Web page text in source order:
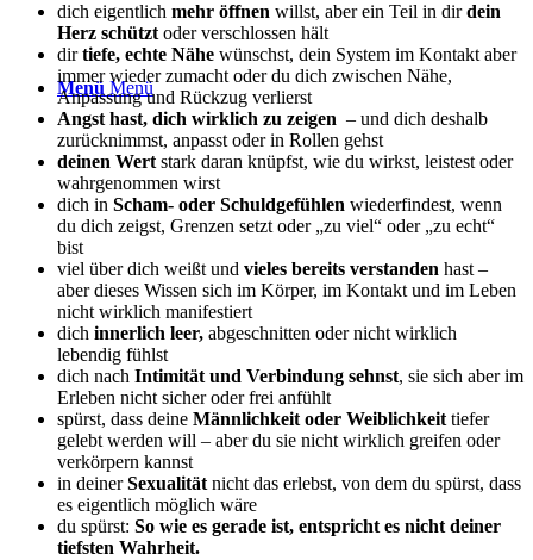
Menü Menü
dich eigentlich mehr öffnen willst, aber ein Teil in dirdein
Herz schützt oder verschlossen hält
dirtiefe, echte Nähe wünschst, dein System im Kontakt aber
immer wieder zumacht oder du dich zwischen Nähe,
Anpassung und Rückzug verlierst
Angst hast, dich wirklich zu zeigen – und dich deshalb
zurücknimmst, anpasst oder in Rollen gehst
deinen Wert stark daran knüpfst, wie du wirkst, leistest oder
wahrgenommen wirst
dich in Scham- oder Schuldgefühlen wiederfindest, wenn
du dich zeigst, Grenzen setzt oder „zu viel“ oder „zu echt“
bist
viel über dich weißt und vieles bereits verstanden hast –
aber dieses Wissen sich im Körper, im Kontakt und im Leben
nicht wirklich manifestiert
dich innerlich leer, abgeschnitten oder nicht wirklich
lebendig fühlst
dich nach Intimität und Verbindung sehnst, sie sich aber im
Erleben nicht sicher oder frei anfühlt
spürst, dass deine Männlichkeit oder Weiblichkeit tiefer
gelebt werden will – aber du sie nicht wirklich greifen oder
verkörpern kannst
in deinerSexualität nicht das erlebst, von dem du spürst, dass
es eigentlich möglich wäre
du spürst: So wie es gerade ist, entspricht es nicht deiner
tiefsten Wahrheit.